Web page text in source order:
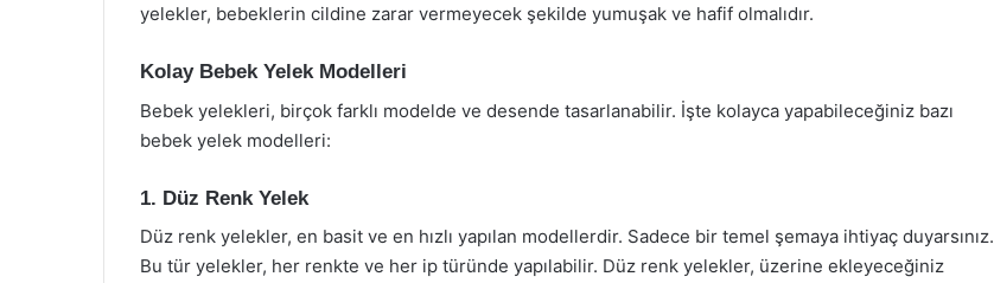
yelekler, bebeklerin cildine zarar vermeyecek şekilde yumuşak ve hafif olmalıdır.
Kolay Bebek Yelek Modelleri
Bebek yelekleri, birçok farklı modelde ve desende tasarlanabilir. İşte kolayca yapabileceğiniz bazı
bebek yelek modelleri:
1. Düz Renk Yelek
Düz renk yelekler, en basit ve en hızlı yapılan modellerdir. Sadece bir temel şemaya ihtiyaç duyarsınız.
Bu tür yelekler, her renkte ve her ip türünde yapılabilir. Düz renk yelekler, üzerine ekleyeceğiniz